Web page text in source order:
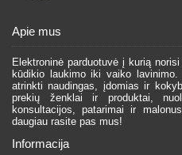
Apie mus
Elektroninė parduotuvė į kurią
kūdikio laukimo iki vaiko
atrinkti naudingas, įdomias ir
prekių ženklai ir produktai,
konsultacijos, patarimai ir
daugiau rasite pas mus!
Informacija